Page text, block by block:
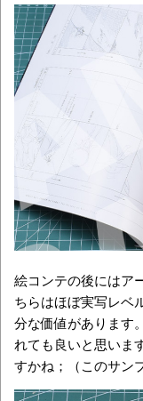
絵コンテの後にはア
ちらはほぼ実写レベ
分な価値があります
れても良いと思いま
すかね；（このサン